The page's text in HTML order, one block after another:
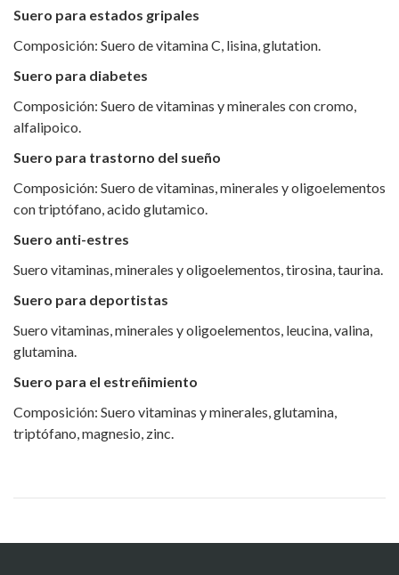
Suero para estados gripales
Composición: Suero de vitamina C, lisina, glutation.
Suero para diabetes
Composición: Suero de vitaminas y minerales con cromo,
alfalipoico.
Suero para trastorno del sueño
Composición: Suero de vitaminas, minerales y oligoelementos
con triptófano, acido glutamico.
Suero anti-estres
Suero vitaminas, minerales y oligoelementos, tirosina, taurina.
Suero para deportistas
Suero vitaminas, minerales y oligoelementos, leucina, valina,
glutamina.
Suero para el estreñimiento
Composición: Suero vitaminas y minerales, glutamina,
triptófano, magnesio, zinc.